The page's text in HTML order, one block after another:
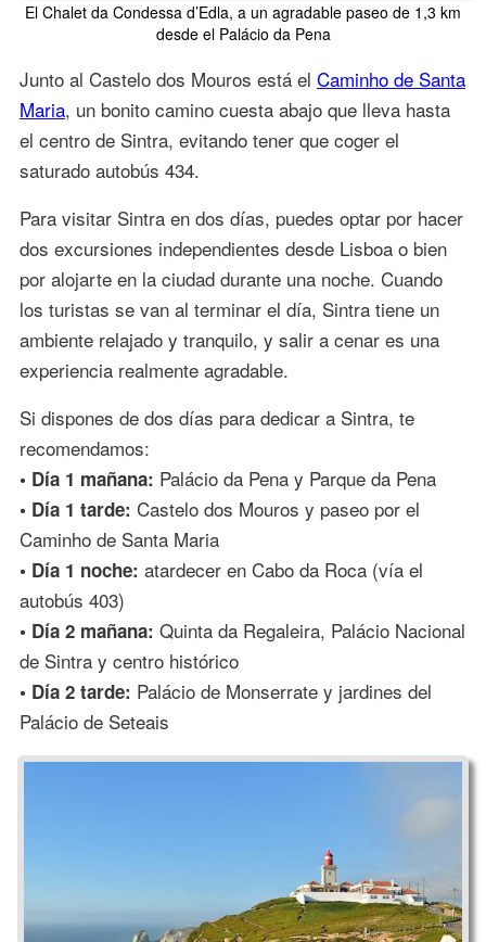
El Chalet da Condessa d’Edla, a un agradable paseo de 1,3 km
desde el Palácio da Pena
Junto al Castelo dos Mouros está el Caminho de Santa
Maria, un bonito camino cuesta abajo que lleva hasta
el centro de Sintra, evitando tener que coger el
saturado autobús 434.
Para visitar Sintra en dos días, puedes optar por hacer
dos excursiones independientes desde Lisboa o bien
por alojarte en la ciudad durante una noche. Cuando
los turistas se van al terminar el día, Sintra tiene un
ambiente relajado y tranquilo, y salir a cenar es una
experiencia realmente agradable.
Si dispones de dos días para dedicar a Sintra, te
recomendamos:
• Día 1 mañana: Palácio da Pena y Parque da Pena
• Día 1 tarde: Castelo dos Mouros y paseo por el
Caminho de Santa Maria
• Día 1 noche: atardecer en Cabo da Roca (vía el
autobús 403)
• Día 2 mañana: Quinta da Regaleira, Palácio Nacional
de Sintra y centro histórico
• Día 2 tarde: Palácio de Monserrate y jardines del
Palácio de Seteais